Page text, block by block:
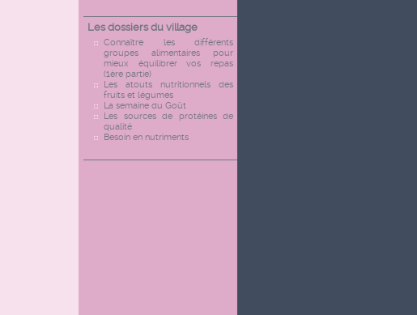
Les dossiers du village
Connaître les différents
groupes alimentaires pour
mieux équilibrer vos repas
(1ère partie)
Les atouts nutritionnels des
fruits et légumes
La semaine du Goût
Les sources de protéines de
qualité
Besoin en nutriments